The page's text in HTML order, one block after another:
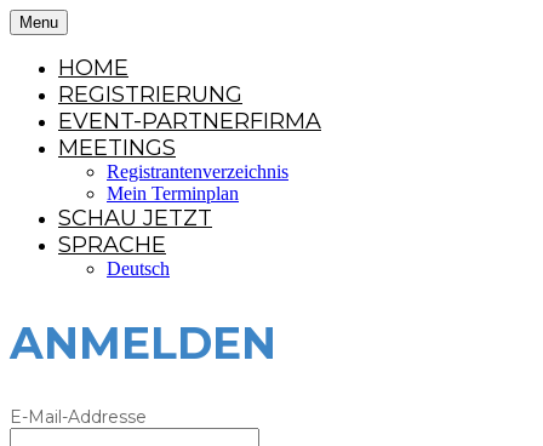
Menu
HOME
REGISTRIERUNG
EVENT-PARTNERFIRMA
MEETINGS
Registrantenverzeichnis
Mein Terminplan
SCHAU JETZT
SPRACHE
Deutsch
ANMELDEN
E-Mail-Addresse